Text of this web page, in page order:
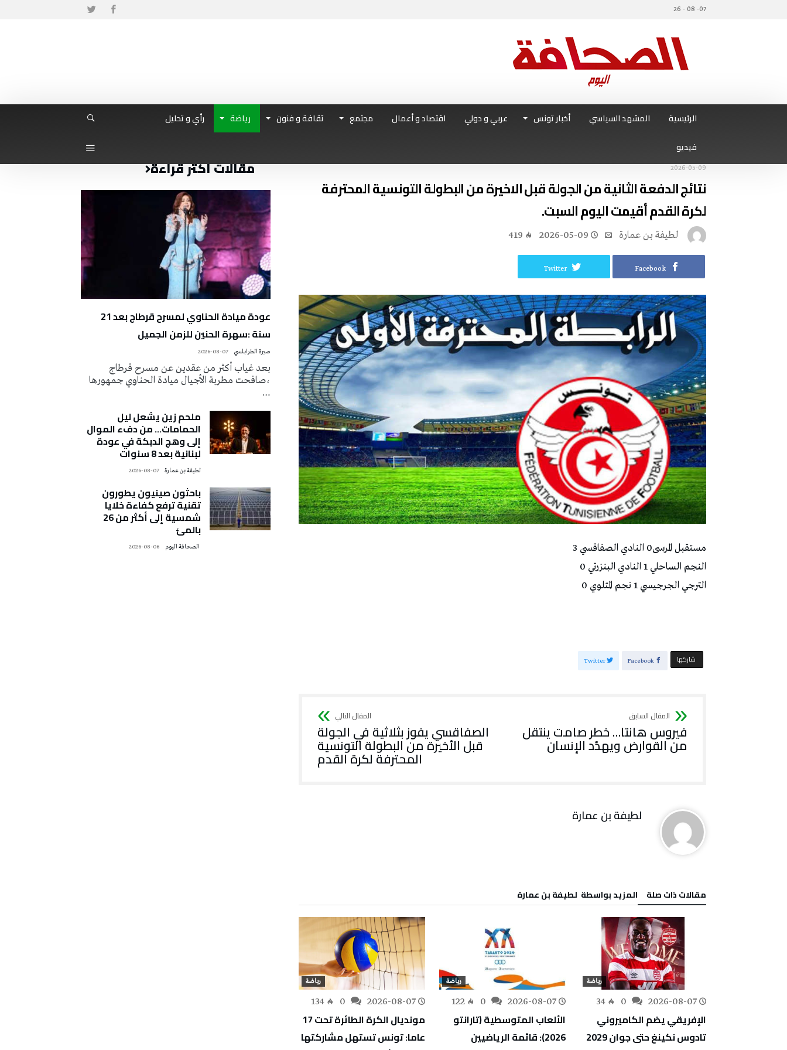
07- 08 - 26
الرئيسية المشهد السياسي أخبار تونس عربي و دولي اقتصاد و أعمال مجتمع ثقافة و فنون رياضة
رأي و تحليل
فيديو
2026-05-09
نتائج الدفعة الثانية من الجولة قبل الاخيرة من البطولة التونسية المحترفة
لكرة القدم أقيمت اليوم السبت.
لطيفة بن عمارة 2026-05-09
419
Facebook
Twitter
مستقبل المرسى0 النادي الصفاقسي 3
النجم الساحلي 1 النادي البنزرتي 0
الترجي الجرجيسي 1 نجم المتلوي 0
‫‫ شاركها‬ Facebook
Twitter
فيروس هانتا… خطر صامت ينتقل
من القوارض ويهدّد الإنسان
الصفاقسي يفوز بثلاثية في الجولة
قبل الأخيرة من البطولة التونسية
المحترفة لكرة القدم
لطيفة بن عمارة
‫مقالات ذات صلة‬ ‫‫المزيد بواسطة‬ ‬ لطيفة بن عمارة
رياضة
2026-08-07
34
الإفريقي يضم الكاميروني
تادوس نكينغ حتى جوان 2029
رياضة
2026-08-07
122
الألعاب المتوسطية (تارانتو
2026): قائمة الرياضيين
رياضة
2026-08-07
134
مونديال الكرة الطائرة تحت 17
عاما: تونس تستهل مشاركتها
مقالات أكثر قراءة
عودة ميادة الحناوي لمسرح قرطاج بعد 21
سنة :سهرة الحنين للزمن الجميل
صبرة الطرابلسي 2026-08-07
بعد غياب أكثر من عقدين عن مسرح قرطاج
،صافحت مطربة الأجيال ميادة الحناوي جمهورها
…
ملحم زين يشعل ليل
الحمامات… من دفء الموال
إلى وهج الدبكة في عودة
لبنانية بعد 8 سنوات
لطيفة بن عمارة 2026-08-07
باحثون صينيون يطورون
تقنية ترفع كفاءة خلايا
شمسية إلى أكثر من 26
بالمئ
2026-08-06